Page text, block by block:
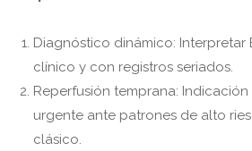
Diagnóstico dinámico: Interpretar
clínico y con registros seriados.
Reperfusión temprana:
urgente ante patrones de alto
clásico.